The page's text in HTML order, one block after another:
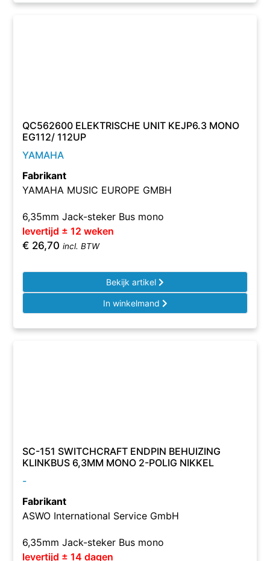
QC562600 ELEKTRISCHE UNIT KEJP6.3 MONO
EG112/ 112UP
YAMAHA
Fabrikant
YAMAHA MUSIC EUROPE GMBH
6,35mm Jack-steker Bus mono
levertijd ± 12 weken
€ 26,70 incl. BTW
Bekijk artikel
In winkelmand
SC-151 SWITCHCRAFT ENDPIN BEHUIZING
KLINKBUS 6,3MM MONO 2-POLIG NIKKEL
-
Fabrikant
ASWO International Service GmbH
6,35mm Jack-steker Bus mono
levertijd ± 14 dagen